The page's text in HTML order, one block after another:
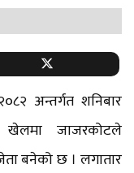
अन्तर्गत शनिबार
खेलमा जाजरकोटले
बनेको छ । लगातार